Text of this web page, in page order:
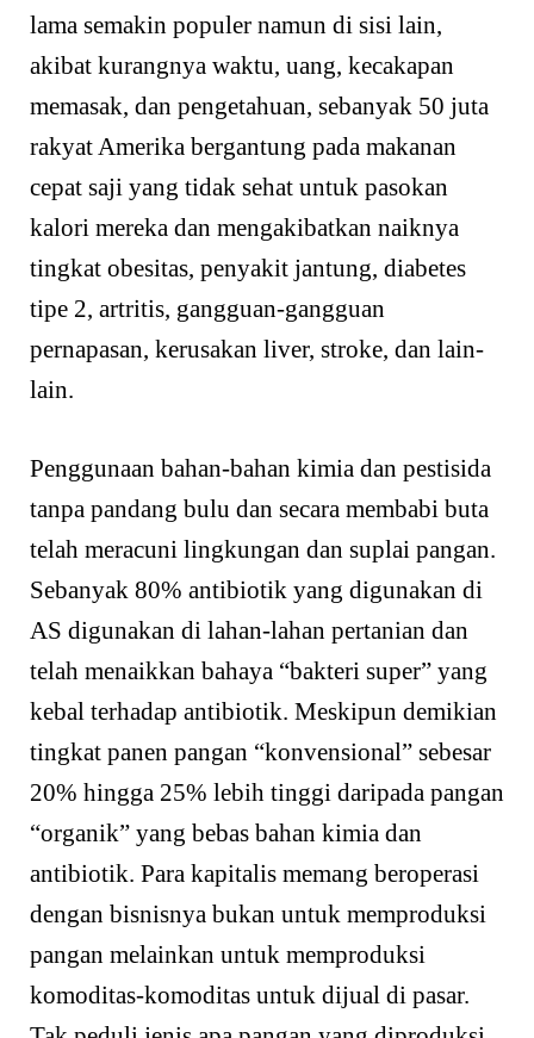
lama semakin populer namun di sisi lain,
akibat kurangnya waktu, uang, kecakapan
memasak, dan pengetahuan, sebanyak 50 juta
rakyat Amerika bergantung pada makanan
cepat saji yang tidak sehat untuk pasokan
kalori mereka dan mengakibatkan naiknya
tingkat obesitas, penyakit jantung, diabetes
tipe 2, artritis, gangguan-gangguan
pernapasan, kerusakan liver, stroke, dan lain-
lain.
Penggunaan bahan-bahan kimia dan pestisida
tanpa pandang bulu dan secara membabi buta
telah meracuni lingkungan dan suplai pangan.
Sebanyak 80% antibiotik yang digunakan di
AS digunakan di lahan-lahan pertanian dan
telah menaikkan bahaya “bakteri super” yang
kebal terhadap antibiotik. Meskipun demikian
tingkat panen pangan “konvensional” sebesar
20% hingga 25% lebih tinggi daripada pangan
“organik” yang bebas bahan kimia dan
antibiotik. Para kapitalis memang beroperasi
dengan bisnisnya bukan untuk memproduksi
pangan melainkan untuk memproduksi
komoditas-komoditas untuk dijual di pasar.